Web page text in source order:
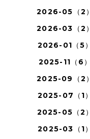
2026-05（2）
2026-03（2）
2026-01（5）
2025-11（6）
2025-09（2）
2025-07（1）
2025-05（2）
2025-03（1）